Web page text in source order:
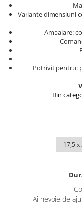
Variante dimensiuni
Ambalare:
Potrivit pentru:
Din
Ai nevoie de